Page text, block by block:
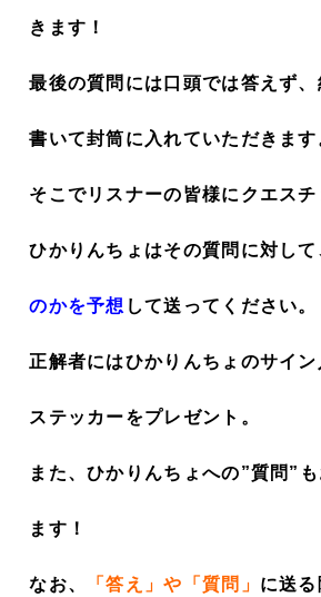
きます！
最後の質問には口頭では答えず
書いて封筒に入れていただきます
そこでリスナーの皆様にクエスチ
ひかりんちょはその質問に対して
のかを予想 して送ってください。
正解者にはひかりんちょのサイ
ステッカーをプレゼント。
また、ひかりんちょへの”質問”
ます！
なお、 「答え」や「質問」 に送